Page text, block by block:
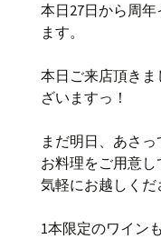
本日27日から周
ます。
本日ご来店頂き
ざいますっ！
まだ明日、あさ
お料理をご用意
気軽にお越しく
1本限定のワイン